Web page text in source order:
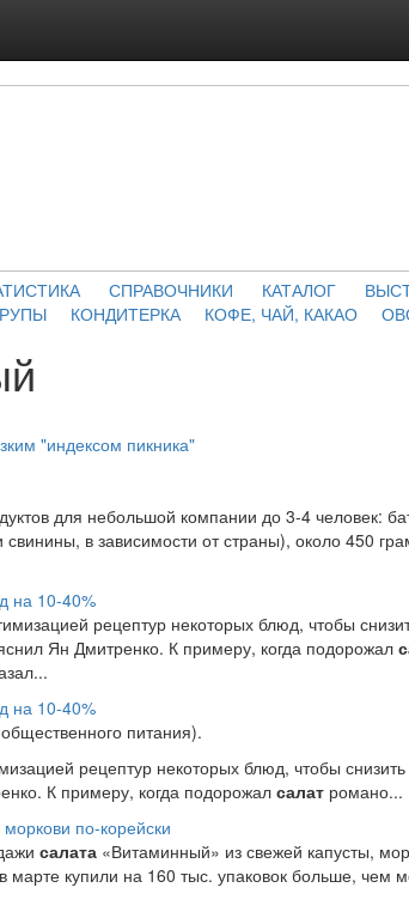
СПРАВОЧНИКИ КАТАЛОГ
КОНДИТЕРКА КОФЕ, ЧАЙ, КАКАО
"индексом пикника"
для небольшой компании до 3-4 человек:
в зависимости от страны), около 450
на 10-40%
рецептур некоторых блюд, чтобы
Ян Дмитренко. К примеру, когда подорожал
на 10-40%
питания).
рецептур некоторых блюд, чтобы
К примеру, когда подорожал салат романо...
по-корейски
салата «Витаминный» из свежей капусты,
марте купили на 160 тыс. упаковок больше, чем